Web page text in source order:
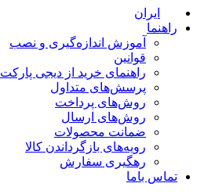
ایران
راهنما
آموزش اندازه‌گیری و نصب
قوانین
راهنمای خرید از دیجی پارکت
پرسش‌های متداول
روش‌های پرداخت
روش‌های ارسال
ضمانت محصولات
رویه‌های بازگرداندن کالا
رهگیری سفارش
تماس باما